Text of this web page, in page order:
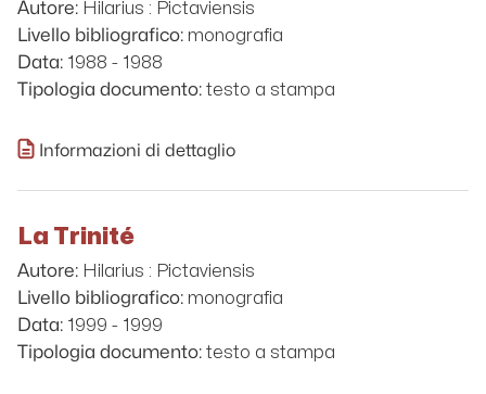
Autore: Hilarius : Pictaviensis
Livello bibliografico: monografia
Data: 1988 - 1988
Tipologia documento: testo a stampa
Informazioni di dettaglio
La Trinité
Autore: Hilarius : Pictaviensis
Livello bibliografico: monografia
Data: 1999 - 1999
Tipologia documento: testo a stampa